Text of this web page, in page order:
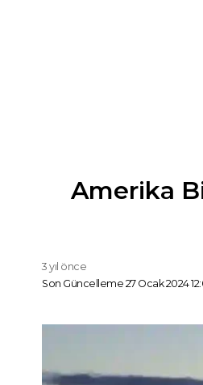
Amerika
Son Güncelleme 27 Ocak 2024
3 yıl önce